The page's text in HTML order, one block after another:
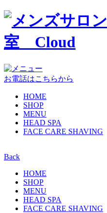
お電話はこちらから
HOME
SHOP
MENU
HEAD SPA
FACE CARE SHAVING
Back
HOME
SHOP
MENU
HEAD SPA
FACE CARE SHAVING